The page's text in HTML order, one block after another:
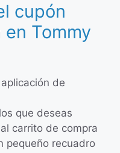
cupón
Tommy
de
que deseas
carrito de compra
pequeño recuadro